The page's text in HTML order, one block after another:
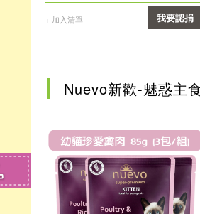
+ 加入清單 我要認捐
Nuevo新歡-魅惑主